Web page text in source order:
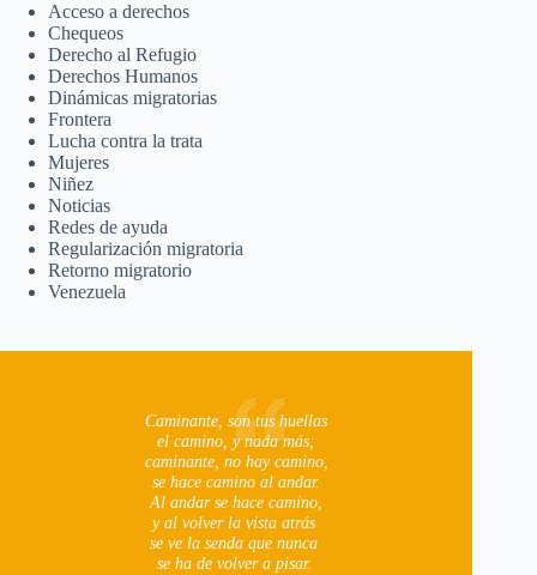
Acceso a derechos
Chequeos
Derecho al Refugio
Derechos Humanos
Dinámicas migratorias
Frontera
Lucha contra la trata
Mujeres
Niñez
Noticias
Redes de ayuda
Regularización migratoria
Retorno migratorio
Venezuela
Caminante, son tus huellas
el camino, y nada más;
caminante, no hay camino,
se hace camino al andar.
Al andar se hace camino,
y al volver la vista atrás
se ve la senda que nunca
se ha de volver a pisar.